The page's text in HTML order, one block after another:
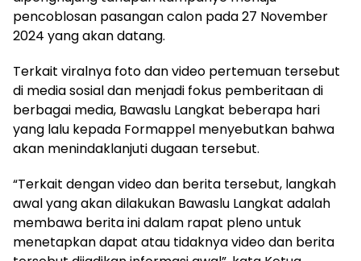
pencoblosan pasangan calon pada 27 November
2024 yang akan datang.
Terkait viralnya foto dan video pertemuan tersebut
di media sosial dan menjadi fokus pemberitaan di
berbagai media, Bawaslu Langkat beberapa hari
yang lalu kepada Formappel menyebutkan bahwa
akan menindaklanjuti dugaan tersebut.
“Terkait dengan video dan berita tersebut, langkah
awal yang akan dilakukan Bawaslu Langkat adalah
membawa berita ini dalam rapat pleno untuk
menetapkan dapat atau tidaknya video dan berita